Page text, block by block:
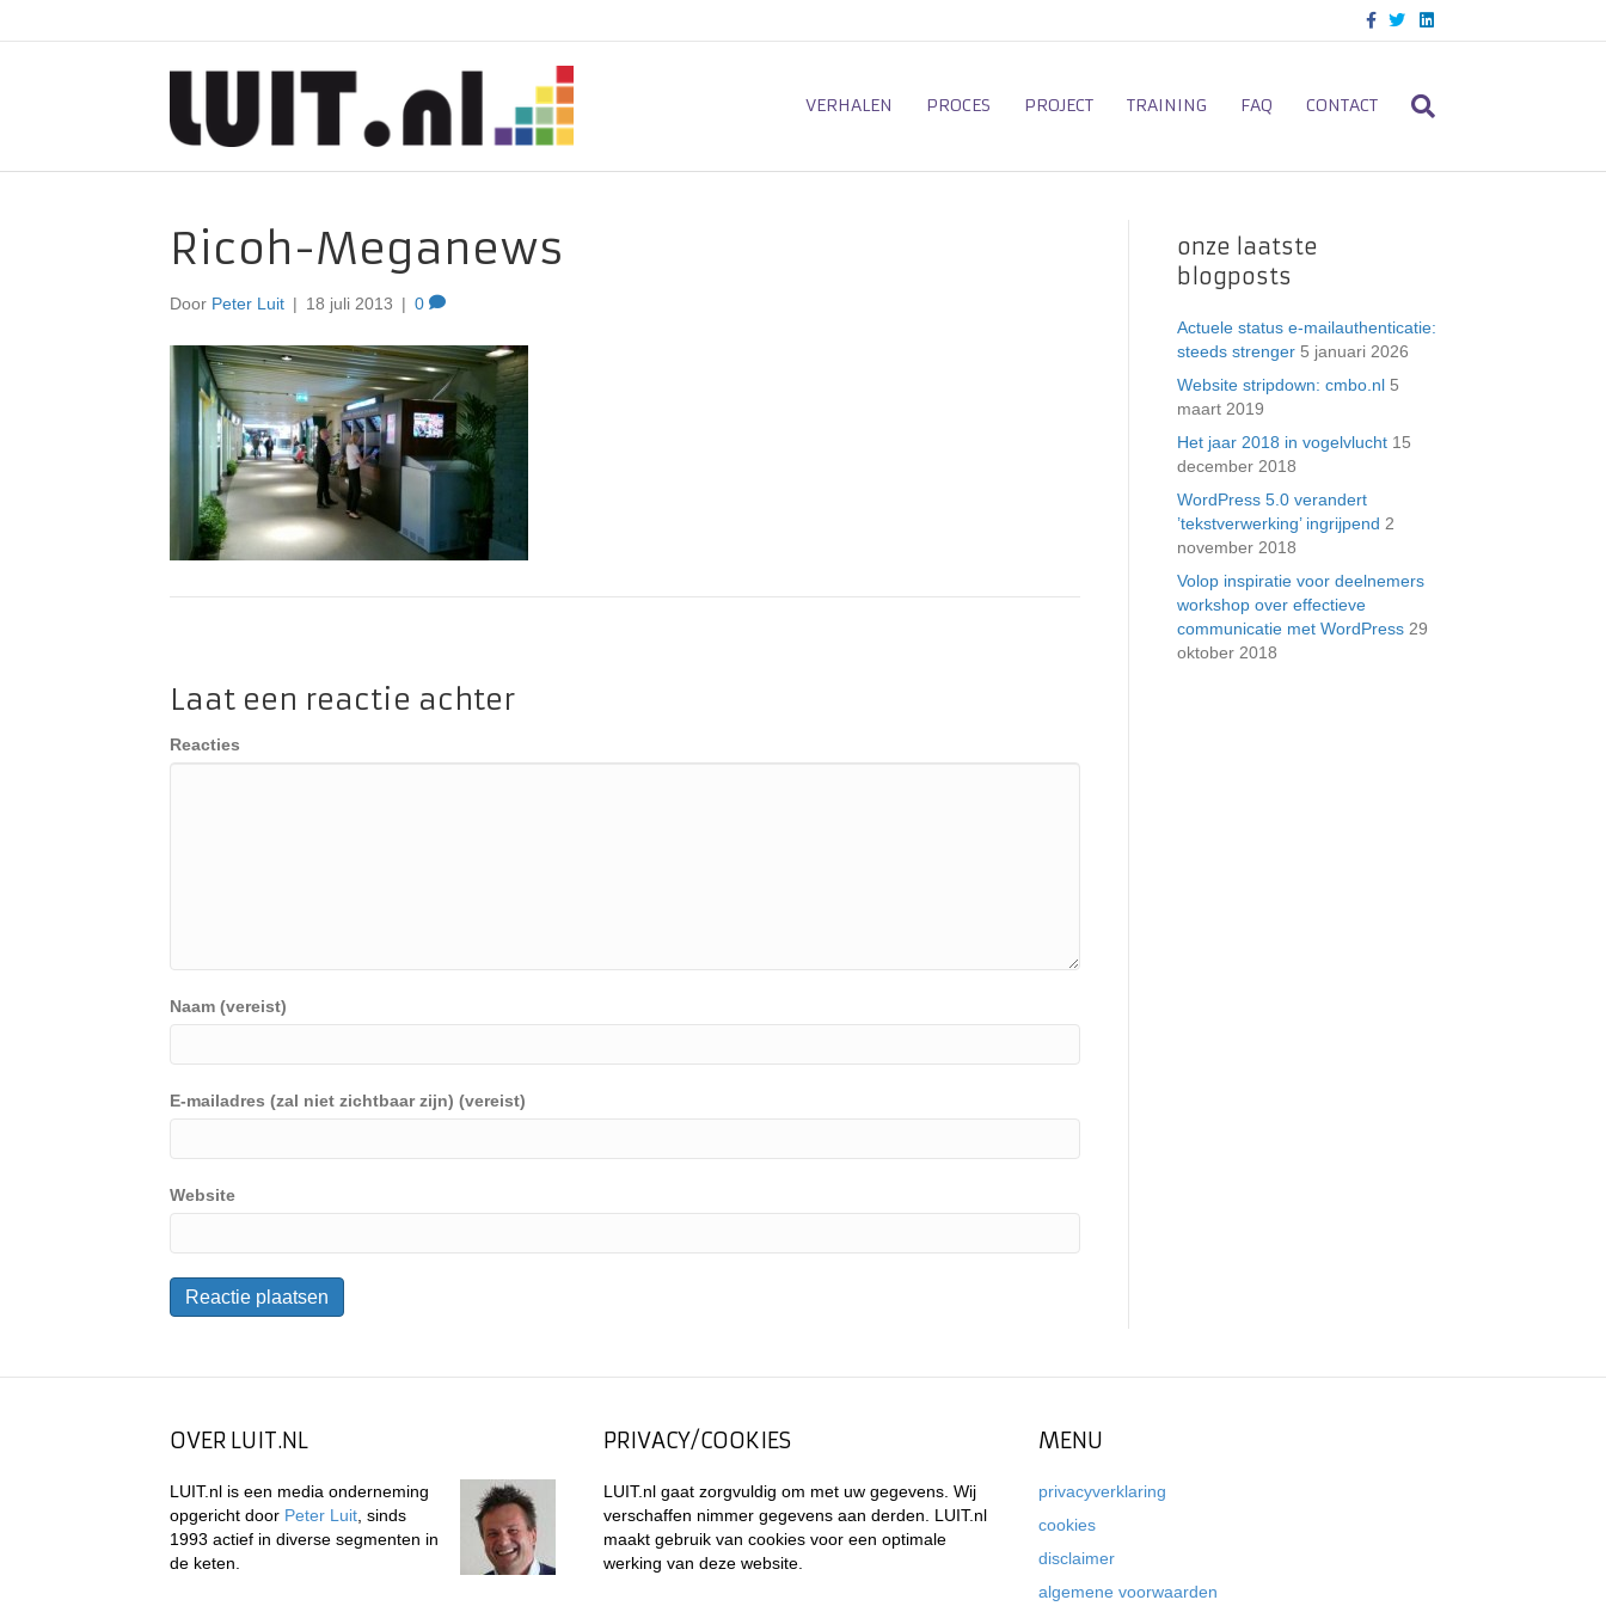
c
o
o
T
i
e
L
n
d
VERHALEN PROCES PROJECT TRAINING FAQ CONTACT
Ricoh-Meganews
Door Peter Luit | 18 juli 2013 | 0
Laat een reactie achter
Reacties
Naam (vereist)
E-mailadres (zal niet zichtbaar zijn) (vereist)
Website
onze laatste
blogposts
Actuele status e-mailauthenticatie:
steeds strenger 5 januari 2026
Website stripdown: cmbo.nl 5
maart 2019
Het jaar 2018 in vogelvlucht 15
december 2018
WordPress 5.0 verandert
’tekstverwerking’ ingrijpend 2
november 2018
Volop inspiratie voor deelnemers
workshop over effectieve
communicatie met WordPress 29
oktober 2018
OVER LUIT.NL
LUIT.nl is een media onderneming
opgericht door Peter Luit , sinds
1993 actief in diverse segmenten in
de keten.
PRIVACY/COOKIES
LUIT.nl gaat zorgvuldig om met uw gegevens. Wij
verschaffen nimmer gegevens aan derden. LUIT.nl
maakt gebruik van cookies voor een optimale
werking van deze website.
MENU
privacyverklaring
cookies
disclaimer
algemene voorwaarden